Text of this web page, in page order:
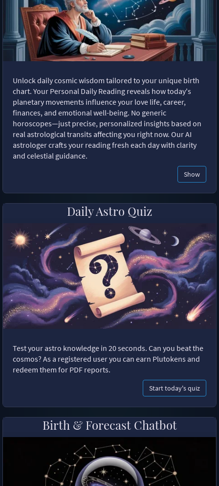
Unlock daily cosmic wisdom tailored to your unique birth
chart. Your Personal Daily Reading reveals how today's
planetary movements influence your love life, career,
finances, and emotional well-being. No generic
horoscopes—just precise, personalized insights based on
real astrological transits affecting you right now. Our AI
astrologer crafts your reading fresh each day with clarity
and celestial guidance.
Show
Daily Astro Quiz
Test your astro knowledge in 20 seconds. Can you beat the
cosmos? As a registered user you can earn Plutokens and
redeem them for PDF reports.
Start today's quiz
Birth & Forecast Chatbot